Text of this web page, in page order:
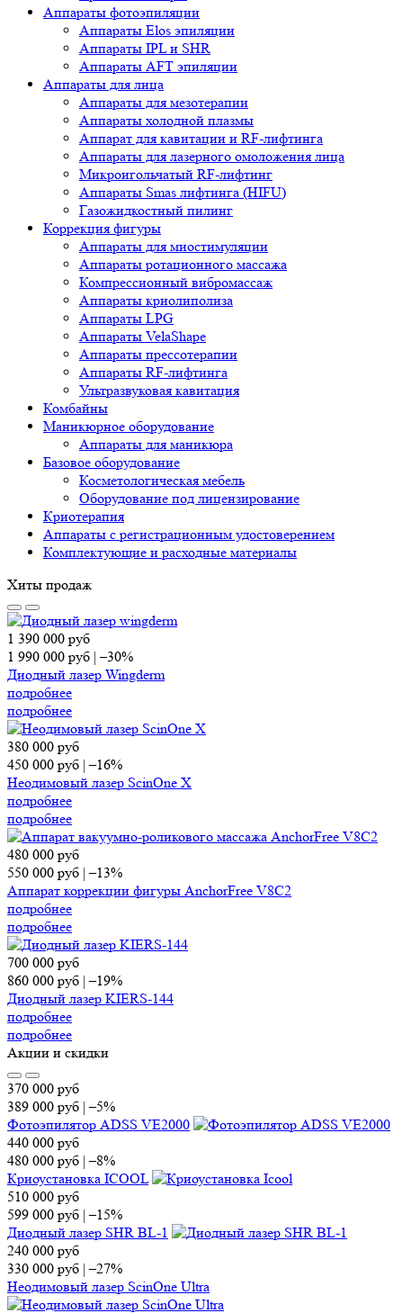
Аппараты фотоэпиляции
Аппараты Elos эпиляции
Аппараты IPL и SHR
Аппараты AFT эпиляции
Аппараты для лица
Аппараты для мезотерапии
Аппараты холодной плазмы
Аппарат для кавитации и RF-лифтинга
Аппараты для лазерного омоложения лица
Микроигольчатый RF-лифтинг
Аппараты Smas лифтинга (HIFU)
Газожидкостный пилинг
Коррекция фигуры
Аппараты для миостимуляции
Аппараты ротационного массажа
Компрессионный вибромассаж
Аппараты криолиполиза
Аппараты LPG
Аппараты VelaShape
Аппараты прессотерапии
Аппараты RF-лифтинга
Ультразвуковая кавитация
Комбайны
Маникюрное оборудование
Аппараты для маникюра
Базовое оборудование
Косметологическая мебель
Оборудование под лицензирование
Криотерапия
Аппараты c регистрационным удостоверением
Комплектующие и расходные материалы
Хиты продаж
1 390 000 руб
1 990 000 руб |–30%
Диодный лазер Wingderm
подробнее
подробнее
380 000 руб
450 000 руб |–16%
Неодимовый лазер ScinOne X
подробнее
подробнее
480 000 руб
550 000 руб |–13%
Аппарат коррекции фигуры AnchorFree V8C2
подробнее
подробнее
700 000 руб
860 000 руб |–19%
Диодный лазер KIERS-144
подробнее
подробнее
Акции и скидки
370 000 руб
389 000 руб |–5%
Фотоэпилятор ADSS VE2000
440 000 руб
480 000 руб |–8%
Криоустановка ICOOL
510 000 руб
599 000 руб |–15%
Диодный лазер SHR BL-1
240 000 руб
330 000 руб |–27%
Неодимовый лазер ScinOne Ultra